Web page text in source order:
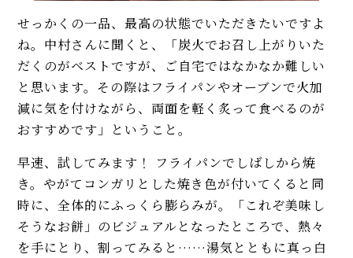
せっかくの一品、最高の状態でいただきたいですよ
ね。中村さんに聞くと、「炭火でお召し上がりいた
だくのがベストですが、ご自宅ではなかなか難しい
と思います。その際はフライパンやオーブンで火加
減に気を付けながら、両面を軽く炙って食べるのが
おすすめです」ということ。
早速、試してみます！ フライパンでしばしから焼
き。やがてコンガリとした焼き色が付いてくると同
時に、全体的にふっくら膨らみが。「これぞ美味し
そうなお餅」のビジュアルとなったところで、熱々
を手にとり、割ってみると……湯気とともに真っ白